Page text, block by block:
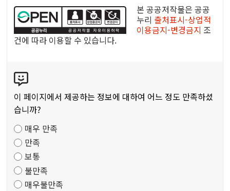
공
리
공
저
작
물
본 공공저작물은 공공
누리 출처표시-상업적
이용금지-변경금지 조
건에 따라 이용할 수 있습니다.
텐
츠
만
도
조
사
이 페이지에서 제공하는 정보에 대하여 어느 정도 만족하셨
습니까?
매우 만족
만족
보통
불만족
매우불만족